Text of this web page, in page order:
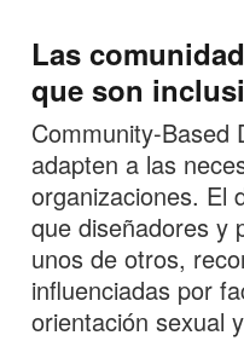
Las
que son
Community-Based
adapten a las
organizaciones. El
que diseñadores y
unos de otros,
influenciadas por
orientación sexual